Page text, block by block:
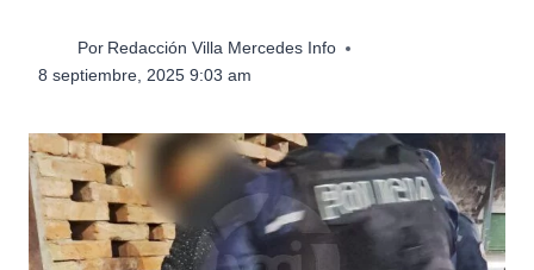
Por Redacción Villa Mercedes Info
8 septiembre, 2025 9:03 am